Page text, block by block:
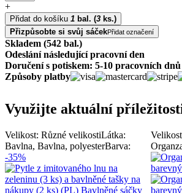
+
Přidat do košíku 1 bal. (3 ks.)
Přizpůsobte si svůj sáčekPřidat označení
Skladem (542 bal.)
Odeslání následující pracovní den
Doručení s potiskem: 5-10 pracovních dnů
Způsoby platby
Využijte aktuální
Velikost: Různé velikostiLátka:
Bavlna, Bavlna, polyesterBarva:
-35%